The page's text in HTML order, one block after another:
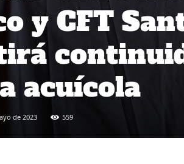
y CFT
acuícola
de 2023 559